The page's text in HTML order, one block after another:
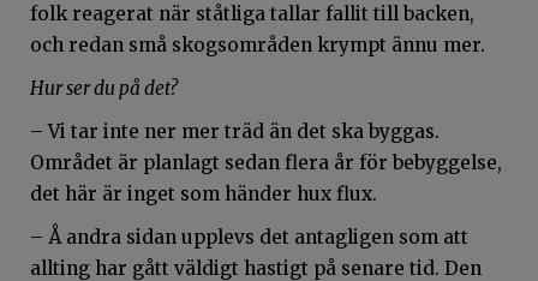
folk reagerat när ståtliga tallar fallit till backen,
och redan små skogsområden krympt ännu mer.
Hur ser du på det?
– Vi tar inte ner mer träd än det ska byggas.
Området är planlagt sedan flera år för bebyggelse,
det här är inget som händer hux flux.
– Å andra sidan upplevs det antagligen som att
allting har gått väldigt hastigt på senare tid. Den